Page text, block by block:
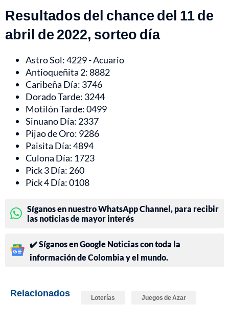
Resultados del chance del 11 de
abril de 2022, sorteo día
Astro Sol: 4229 - Acuario
Antioqueñita 2: 8882
Caribeña Día: 3746
Dorado Tarde: 3244
Motilón Tarde: 0499
Sinuano Día: 2337
Pijao de Oro: 9286
Paisita Día: 4894
Culona Día: 1723
Pick 3 Día: 260
Pick 4 Día: 0108
Síganos en nuestro WhatsApp Channel, para recibir
las noticias de mayor interés
✔️ Síganos en Google Noticias con toda la
información de Colombia y el mundo.
Relacionados Loterías Juegos de Azar